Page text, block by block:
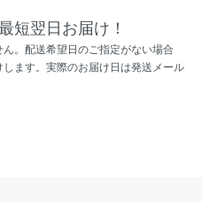
短翌日お届け！
。配送希望日のご指定がない場合
ます。実際のお届け日は発送メール